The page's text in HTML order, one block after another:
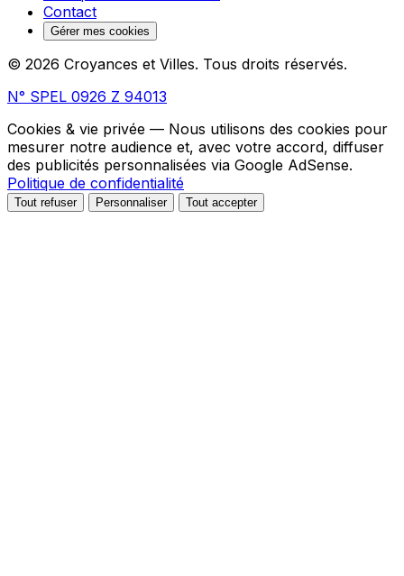
Contact
Gérer mes cookies
© 2026 Croyances et Villes. Tous droits réservés.
N° SPEL 0926 Z 94013
Cookies & vie privée — Nous utilisons des cookies pour
mesurer notre audience et, avec votre accord, diffuser
des publicités personnalisées via Google AdSense.
Politique de confidentialité
Tout refuser Personnaliser Tout accepter